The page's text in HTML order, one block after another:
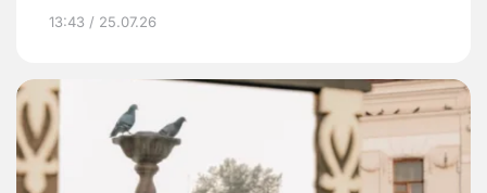
13:43 / 25.07.26